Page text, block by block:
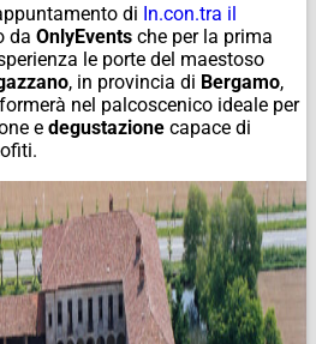
di In.con.tra il
da OnlyEvents che per la prima
le porte del maestoso
, in provincia di Bergamo,
nel palcoscenico ideale per
e degustazione capace di